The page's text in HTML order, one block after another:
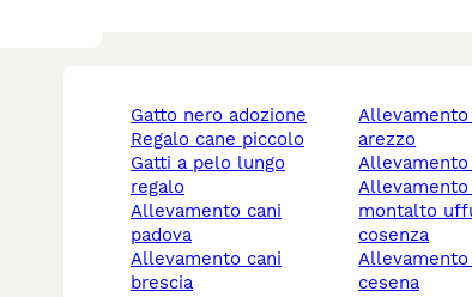
gatto nero adozione
regalo cane piccolo
gatti a pelo lungo
regalo
allevamento cani
padova
allevamento cani
brescia
allevamento cani
arezzo
allevamento cani
montalto
cosenza
allevamento cani forlì-
cesena